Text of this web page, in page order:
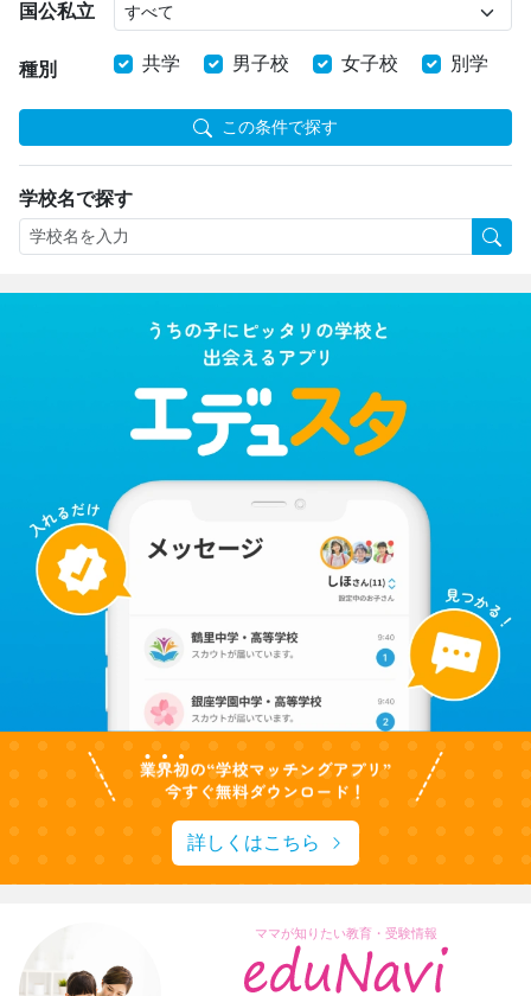
国公私立
種別 共学 男子校 女子校 別学
この条件で探す
学校名で探す
詳しくはこちら
ママが知りたい教育・受験情報